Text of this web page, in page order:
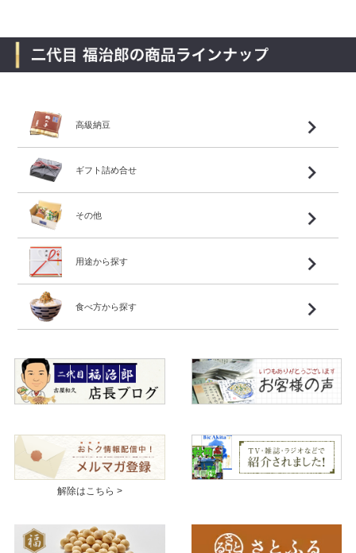
高級納豆
ギフト詰め合せ
その他
用途から探す
食べ方から探す
解除はこちら >